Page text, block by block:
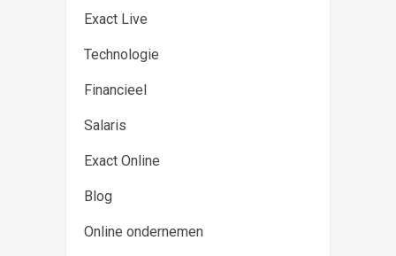
Exact Live
Technologie
Financieel
Salaris
Exact Online
Blog
Online ondernemen